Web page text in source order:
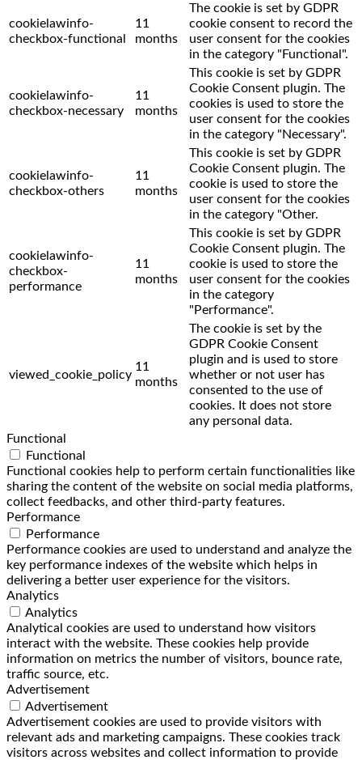
cookielawinfo-
checkbox-functional
11
months
The cookie is set by GDPR
cookie consent to record the
user consent for the cookies
in the category "Functional".
cookielawinfo-
checkbox-necessary
11
months
This cookie is set by GDPR
Cookie Consent plugin. The
cookies is used to store the
user consent for the cookies
in the category "Necessary".
cookielawinfo-
checkbox-others
11
months
This cookie is set by GDPR
Cookie Consent plugin. The
cookie is used to store the
user consent for the cookies
in the category "Other.
cookielawinfo-
checkbox-
performance
11
months
This cookie is set by GDPR
Cookie Consent plugin. The
cookie is used to store the
user consent for the cookies
in the category
"Performance".
viewed_cookie_policy
11
months
The cookie is set by the
GDPR Cookie Consent
plugin and is used to store
whether or not user has
consented to the use of
cookies. It does not store
any personal data.
Functional
Functional
Functional cookies help to perform certain functionalities like
sharing the content of the website on social media platforms,
collect feedbacks, and other third-party features.
Performance
Performance
Performance cookies are used to understand and analyze the
key performance indexes of the website which helps in
delivering a better user experience for the visitors.
Analytics
Analytics
Analytical cookies are used to understand how visitors
interact with the website. These cookies help provide
information on metrics the number of visitors, bounce rate,
traffic source, etc.
Advertisement
Advertisement
Advertisement cookies are used to provide visitors with
relevant ads and marketing campaigns. These cookies track
visitors across websites and collect information to provide